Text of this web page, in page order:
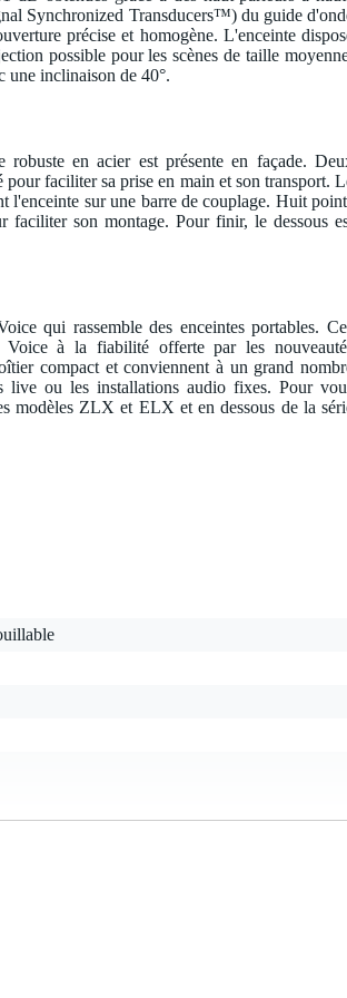
Synchronized Transducers™) du guide
précise et homogène. L'enceinte
possible pour les scènes de taille
une inclinaison de 40°.
robuste en acier est présente en façade.
pour faciliter sa prise en main et son transport.
l'enceinte sur une barre de couplage. Huit
son montage. Pour finir, le dessous
qui rassemble des enceintes portables.
Voice à la fiabilité offerte par les
compact et conviennent à un grand
live ou les installations audio fixes. Pour
modèles ZLX et ELX et en dessous de la